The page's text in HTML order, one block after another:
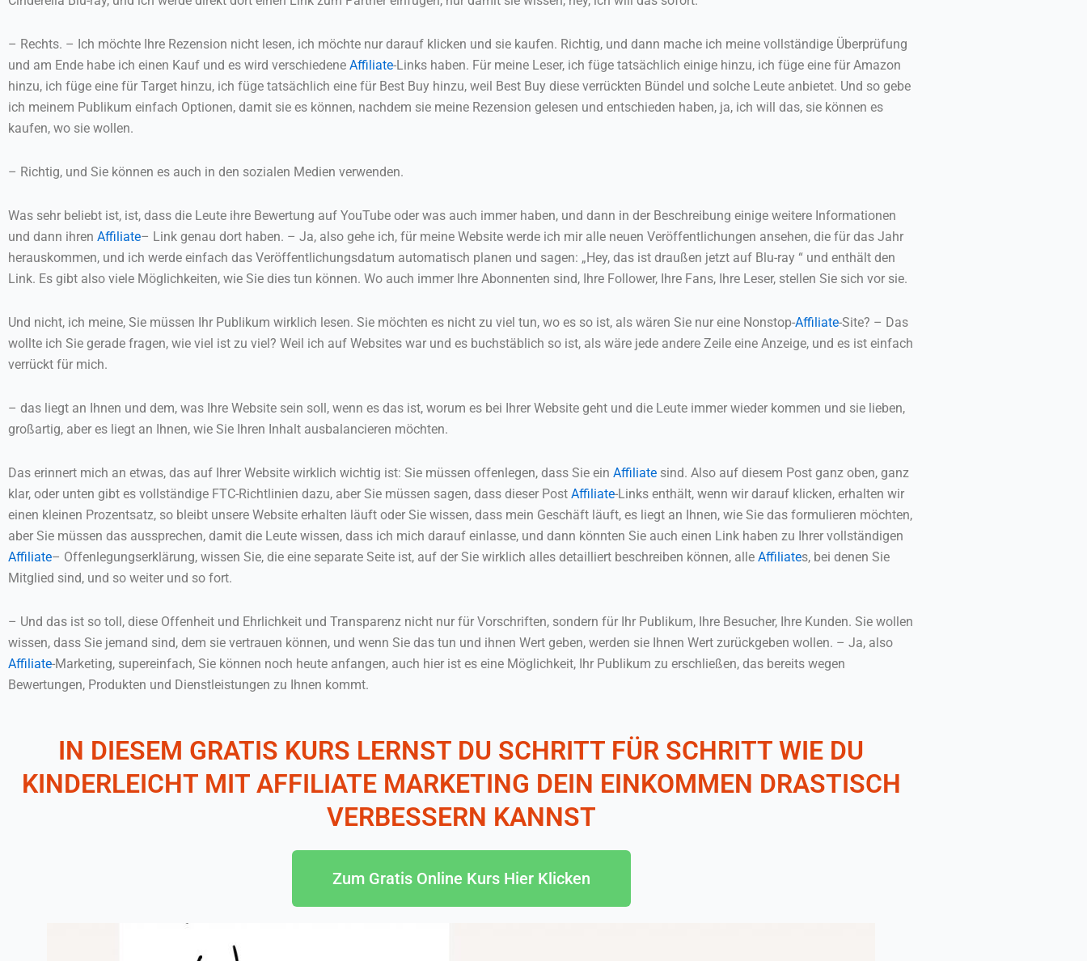
– Rechts. – Ich möchte Ihre Rezension nicht lesen, ich möchte nur darauf klicken und sie kaufen. Richtig, und dann mache ich meine vollständige Überprüfung
und am Ende habe ich einen Kauf und es wird verschiedene Affiliate-Links haben. Für meine Leser, ich füge tatsächlich einige hinzu, ich füge eine für Amazon
hinzu, ich füge eine für Target hinzu, ich füge tatsächlich eine für Best Buy hinzu, weil Best Buy diese verrückten Bündel und solche Leute anbietet. Und so gebe
ich meinem Publikum einfach Optionen, damit sie es können, nachdem sie meine Rezension gelesen und entschieden haben, ja, ich will das, sie können es
kaufen, wo sie wollen.
– Richtig, und Sie können es auch in den sozialen Medien verwenden.
Was sehr beliebt ist, ist, dass die Leute ihre Bewertung auf YouTube oder was auch immer haben, und dann in der Beschreibung einige weitere Informationen
und dann ihren Affiliate– Link genau dort haben. – Ja, also gehe ich, für meine Website werde ich mir alle neuen Veröffentlichungen ansehen, die für das Jahr
herauskommen, und ich werde einfach das Veröffentlichungsdatum automatisch planen und sagen: „Hey, das ist draußen jetzt auf Blu-ray “ und enthält den
Link. Es gibt also viele Möglichkeiten, wie Sie dies tun können. Wo auch immer Ihre Abonnenten sind, Ihre Follower, Ihre Fans, Ihre Leser, stellen Sie sich vor sie.
Und nicht, ich meine, Sie müssen Ihr Publikum wirklich lesen. Sie möchten es nicht zu viel tun, wo es so ist, als wären Sie nur eine Nonstop-Affiliate-Site? – Das
wollte ich Sie gerade fragen, wie viel ist zu viel? Weil ich auf Websites war und es buchstäblich so ist, als wäre jede andere Zeile eine Anzeige, und es ist einfach
verrückt für mich.
– das liegt an Ihnen und dem, was Ihre Website sein soll, wenn es das ist, worum es bei Ihrer Website geht und die Leute immer wieder kommen und sie lieben,
großartig, aber es liegt an Ihnen, wie Sie Ihren Inhalt ausbalancieren möchten.
Das erinnert mich an etwas, das auf Ihrer Website wirklich wichtig ist: Sie müssen offenlegen, dass Sie ein Affiliate sind. Also auf diesem Post ganz oben, ganz
klar, oder unten gibt es vollständige FTC-Richtlinien dazu, aber Sie müssen sagen, dass dieser Post Affiliate-Links enthält, wenn wir darauf klicken, erhalten wir
einen kleinen Prozentsatz, so bleibt unsere Website erhalten läuft oder Sie wissen, dass mein Geschäft läuft, es liegt an Ihnen, wie Sie das formulieren möchten,
aber Sie müssen das aussprechen, damit die Leute wissen, dass ich mich darauf einlasse, und dann könnten Sie auch einen Link haben zu Ihrer vollständigen
Affiliate– Offenlegungserklärung, wissen Sie, die eine separate Seite ist, auf der Sie wirklich alles detailliert beschreiben können, alle Affiliates, bei denen Sie
Mitglied sind, und so weiter und so fort.
– Und das ist so toll, diese Offenheit und Ehrlichkeit und Transparenz nicht nur für Vorschriften, sondern für Ihr Publikum, Ihre Besucher, Ihre Kunden. Sie wollen
wissen, dass Sie jemand sind, dem sie vertrauen können, und wenn Sie das tun und ihnen Wert geben, werden sie Ihnen Wert zurückgeben wollen. – Ja, also
Affiliate-Marketing, supereinfach, Sie können noch heute anfangen, auch hier ist es eine Möglichkeit, Ihr Publikum zu erschließen, das bereits wegen
Bewertungen, Produkten und Dienstleistungen zu Ihnen kommt.
IN DIESEM GRATIS KURS LERNST DU SCHRITT FÜR SCHRITT WIE DU
KINDERLEICHT MIT AFFILIATE MARKETING DEIN EINKOMMEN DRASTISCH
VERBESSERN KANNST
Zum Gratis Online Kurs Hier Klicken